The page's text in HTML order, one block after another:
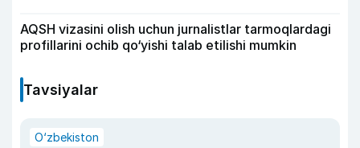
AQSH vizasini olish uchun jurnalistlar tarmoqlardagi
profillarini ochib qo‘yishi talab etilishi mumkin
Tavsiyalar
O‘zbekiston